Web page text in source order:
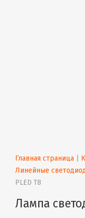
Главная страница
Линейные
PLED T8
Лампа